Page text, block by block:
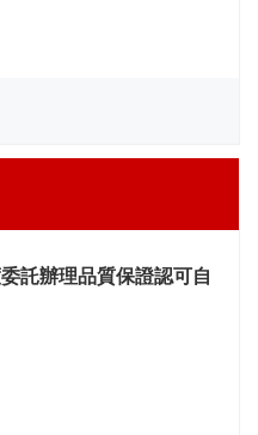
託辦理品質保證認可自